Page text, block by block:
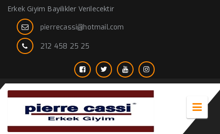
Erkek Giyim Bayilikler Verilecektir
pierrecassi@hotmail.com
212 458 25 25